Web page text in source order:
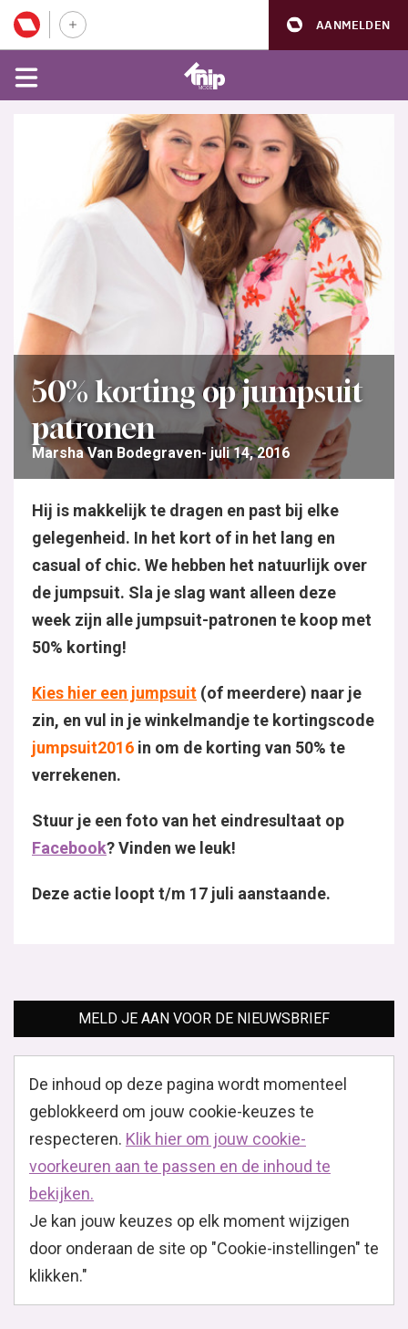
AANMELDEN
50% korting op jumpsuit
patronen
Marsha Van Bodegraven juli 14, 2016
Hij is makkelijk te dragen en past bij elke
gelegenheid. In het kort of in het lang en
casual of chic. We hebben het natuurlijk over
de jumpsuit. Sla je slag want alleen deze
week zijn alle jumpsuit-patronen te koop met
50% korting!
Kies hier een jumpsuit (of meerdere) naar je
zin, en vul in je winkelmandje te kortingscode
jumpsuit2016 in om de korting van 50% te
verrekenen.
Stuur je een foto van het eindresultaat op
Facebook? Vinden we leuk!
Deze actie loopt t/m 17 juli aanstaande.
MELD JE AAN VOOR DE NIEUWSBRIEF
De inhoud op deze pagina wordt momenteel
geblokkeerd om jouw cookie-keuzes te
respecteren. Klik hier om jouw cookie-
voorkeuren aan te passen en de inhoud te
bekijken.
Je kan jouw keuzes op elk moment wijzigen
door onderaan de site op "Cookie-instellingen" te
klikken."